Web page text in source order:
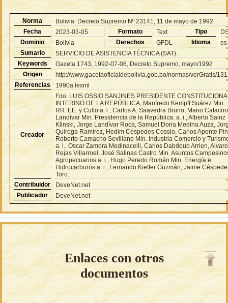
Norma
Bolivia: Decreto Supremo Nº 23141, 11 de mayo de 1992
Fecha
2023-03-05 Formato Text Tipo
Dominio
Bolivia Derechos GFDL Idioma
es
Sumario
SERVICIO DE ASISTENCIA TÉCNICA (SAT).
Keywords
Gaceta 1743, 1992-07-06, Decreto Supremo, mayo/1992
Origen
http://www.gacetaoficialdebolivia.gob.bo/normas/verGratis/
Referencias
1990a.lexml
Creador
Fdo. LUIS OSSIO SANJINES PRESIDENTE
INTERINO DE LA REPÚBLICA, Manfredo Kempff Suárez Min.
RR. EE. y Culto a. i., Carlos A. Saavedra Bruno, Mario
Landívar Min. Presidencia de la República. a. i., Alberto Sainz
Klinski, Jorge Landívar Roca, Samuel Doria Medina Auza,
Quiroga Ramirez, Hedim Céspedes Cossio, Carlos Aponte
Roberto Camacho Sevillano Min. Industria Comercio y
a. i., Oscar Zamora Medinacelli, Carlos Dabdoub Arrien, Alvaro
Rejas Villarroel, José Salinas Castro Min. Asuntos
Agropecuarios a. i., Hugo Peredo Román Min. Energía e
Hidrocarburos a. i., Fernando Kieffer Guzmán, Jaime
Toro.
Contribuidor
DeveNet.net
Publicador
DeveNet.net
Enlaces con otros
documentos